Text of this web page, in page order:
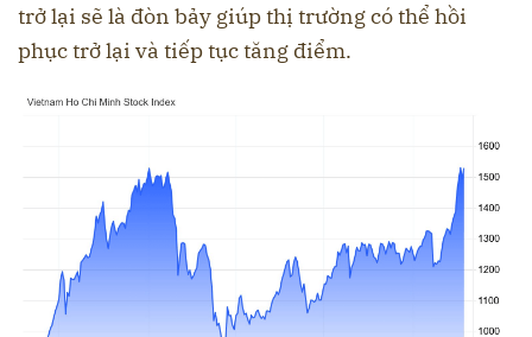
trở lại sẽ là đòn bảy giúp thị trường có thể hồi
phục trở lại và tiếp tục tăng điểm.